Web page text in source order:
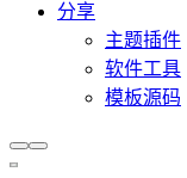
分享
主题插件
软件工具
模板源码